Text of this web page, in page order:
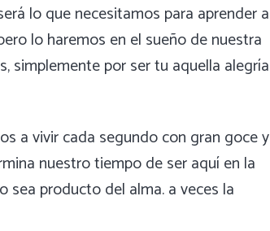
lo que necesitamos para aprender a
lo haremos en el sueño de nuestra
simplemente por ser tu aquella alegría
a vivir cada segundo con gran goce y
nuestro tiempo de ser aquí en la
sea producto del alma. a veces la